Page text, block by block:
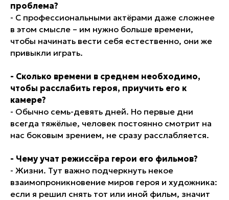
проблема?
- С профессиональными актёрами даже сложнее
в этом смысле – им нужно больше времени,
чтобы начинать вести себя естественно, они же
привыкли играть.
- Сколько времени в среднем необходимо,
чтобы расслабить героя, приучить его к
камере?
- Обычно семь-девять дней. Но первые дни
всегда тяжёлые, человек постоянно смотрит на
нас боковым зрением, не сразу расслабляется.
- Чему учат режиссёра герои его фильмов?
- Жизни. Тут важно подчеркнуть некое
взаимопроникновение миров героя и художника:
если я решил снять тот или иной фильм, значит